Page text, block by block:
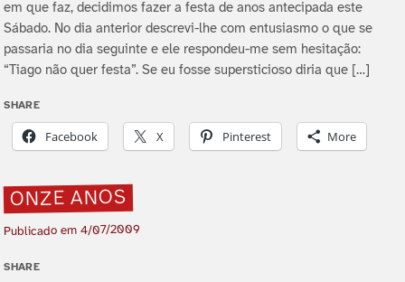
em que faz, decidimos fazer a festa de anos antecipada este
Sábado. No dia anterior descrevi-lhe com entusiasmo o que se
passaria no dia seguinte e ele respondeu-me sem hesitação:
“Tiago não quer festa”. Se eu fosse supersticioso diria que […]
SHARE
Facebook X Pinterest More
ONZE ANOS
Publicado em4/07/2009
SHARE